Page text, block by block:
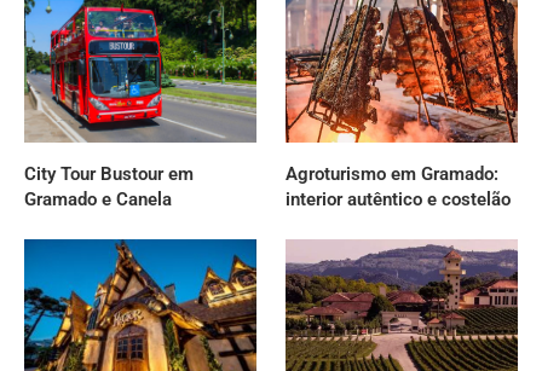
City Tour Bustour em
Gramado e Canela
Agroturismo em Gramado:
interior autêntico e costelão